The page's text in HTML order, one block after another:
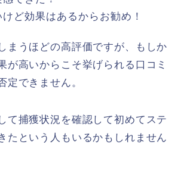
ど効果はあるからお勧め！
まうほどの高評価ですが、もしか
が高いからこそ挙げられる口コミ
定できません。
て捕獲状況を確認して初めてステ
たという人もいるかもしれません